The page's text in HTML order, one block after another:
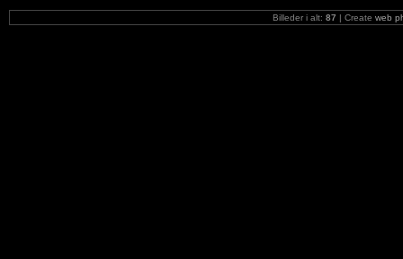
Billeder i alt: 87 | Create web